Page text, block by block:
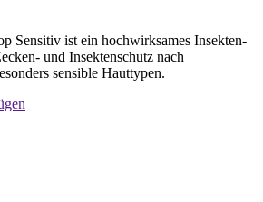
Sensitiv ist ein hochwirksames Insekten-
und Insektenschutz nach
sensible Hauttypen.